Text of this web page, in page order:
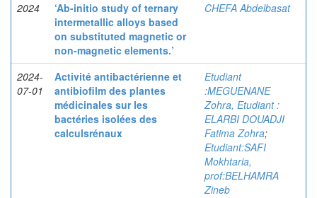
2024
‘Ab-initio study of ternary
intermetallic alloys based
on substituted magnetic or
non-magnetic elements.’
CHEFA Abdelbasat
2024-
07-01
Activité antibactérienne et
antibiofilm des plantes
médicinales sur les
bactéries isolées des
calculsrénaux
Etudiant
:MEGUENANE
Zohra, Etudiant :
ELARBI DOUADJI
Fatima Zohra;
Etudiant:SAFI
Mokhtaria,
prof:BELHAMRA
Zineb